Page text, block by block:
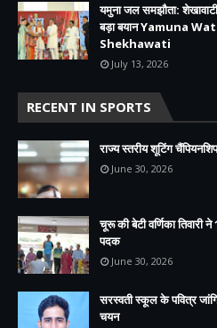
यमुना जल समझौता:
बड़ा बयान Yamuna
Shekhawati
July 13, 2026
RECENT IN SPORTS
राज्य स्तरीय शूटिंग
June 30, 2026
चूरू की बेटी वर्णिका तिवारी
पदक
June 30, 2026
सरस्वती स्कूल के पवित्र
चयन